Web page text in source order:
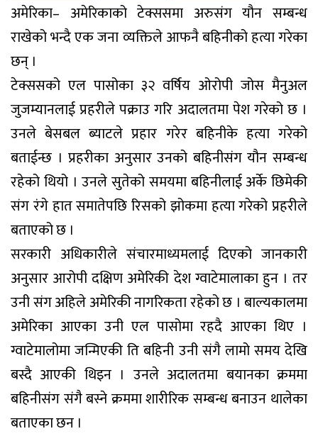
अमेरिका– अमेरिकाको टेक्ससमा अरुसंग यौन सम्बन्ध
राखेको भन्दै एक जना व्यक्तिले आफनै बहिनीको हत्या गरेका
छन् ।
टेक्ससको एल पासोका ३२ वर्षिय ओरोपी जोस मैनुअल
जुजम्यानलाई प्रहरीले पक्राउ गरि अदालतमा पेश गरेको छ ।
उनले बेसबल ब्याटले प्रहार गरेर बहिनीके हत्या गरेको
बताईन्छ । प्रहरीका अनुसार उनको बहिनीसंग यौन सम्बन्ध
रहेको थियो । उनले सुतेको समयमा बहिनीलाई अर्के छिमेकी
संग रंगे हात समातेपछि रिसको झोकमा हत्या गरेको प्रहरीले
बताएको छ ।
सरकारी अधिकारीले संचारमाध्यमलाई दिएको जानकारी
अनुसार आरोपी दक्षिण अमेरिकी देश ग्वाटेमालाका हुन । तर
उनी संग अहिले अमेरिकी नागरिकता रहेको छ । बाल्यकालमा
अमेरिका आएका उनी एल पासोमा रहदै आएका थिए ।
ग्वाटेमालोमा जन्मिएकी ति बहिनी उनी संगै लामो समय देखि
बस्दै आएकी थिइन । उनले अदालतमा बयानका क्रममा
बहिनीसंग संगै बस्ने क्रममा शारीरिक सम्बन्ध बनाउन थालेका
बताएका छन ।